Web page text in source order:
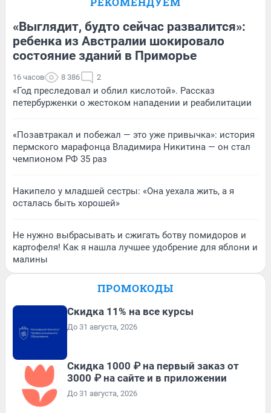
«Выглядит, будто сейчас развалится»:
ребенка из Австралии шокировало
состояние зданий в Приморье
16 часов 8 386 2
«Год преследовал и облил кислотой». Рассказ
петербурженки о жестоком нападении и реабилитации
«Позавтракал и побежал — это уже привычка»: история
пермского марафонца Владимира Никитина — он стал
чемпионом РФ 35 раз
Накипело у младшей сестры: «Она уехала жить, а я
осталась быть хорошей»
Не нужно выбрасывать и сжигать ботву помидоров и
картофеля! Как я нашла лучшее удобрение для яблони и
малины
ПРОМОКОДЫ
Скидка 11% на все курсы
До 31 августа, 2026
Скидка 1000 ₽ на первый заказ от
3000 ₽ на сайте и в приложении
До 31 августа, 2026